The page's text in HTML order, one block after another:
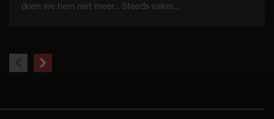
doen we hem niet meer... Steeds vaker…
previous